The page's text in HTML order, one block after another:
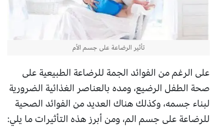
تأثير الرضاعة على جسم الأم
على الرغم من الفوائد الجمة للرضاعة الطبيعية على
صحة الطفل الرضيع، ومده بالعناصر الغذائية الضرورية
لبناء جسمه، وكذلك هناك العديد من الفوائد الصحية
للرضاعة على جسم الم، ومن أبرز هذه التأثيرات ما يلي: